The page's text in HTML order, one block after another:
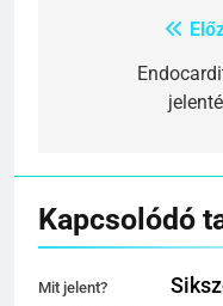
Bejegyzés
navigáció
Kapcsolódó
Mit jelent?